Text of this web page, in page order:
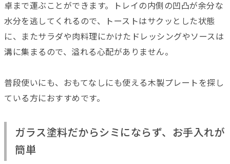
卓まで運ぶことができます。トレイの内側の凹凸が余分な
水分を逃してくれるので、トーストはサクッとした状態
に、またサラダや肉料理にかけたドレッシングやソースは
溝に集まるので、溢れる心配がありません。
普段使いにも、おもてなしにも使える木製プレートを探し
ている方におすすめです。
ガラス塗料だからシミにならず、お手入れが
簡単